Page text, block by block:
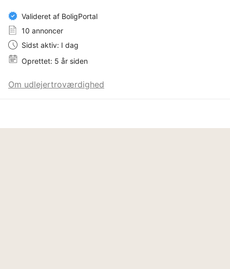
Valideret af BoligPortal
10 annoncer
Sidst aktiv: I dag
Oprettet: 5 år siden
Om udlejertroværdighed